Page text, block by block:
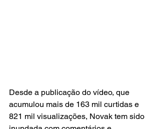
Desde a publicação do vídeo, que
acumulou mais de 163 mil curtidas e
821 mil visualizações, Novak tem sido